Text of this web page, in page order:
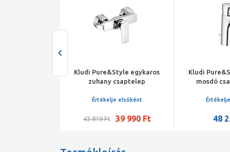
Kludi Pure&Style egykaros
zuhany csaptelep
Értékelje elsőként
43 819 Ft 39 990 Ft
Kludi
mosdó
48